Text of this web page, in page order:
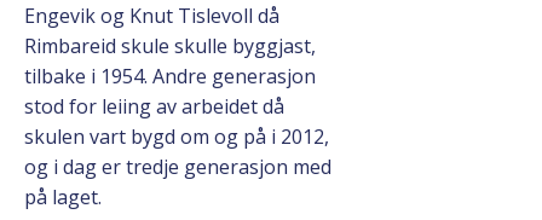
Engevik og Knut Tislevoll då
Rimbareid skule skulle byggjast,
tilbake i 1954. Andre generasjon
stod for leiing av arbeidet då
skulen vart bygd om og på i 2012,
og i dag er tredje generasjon med
på laget.